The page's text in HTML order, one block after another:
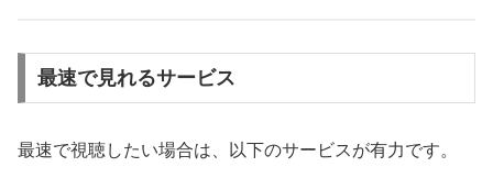
最速で見れるサービス
最速で視聴したい場合は、以下のサービスが有力です。